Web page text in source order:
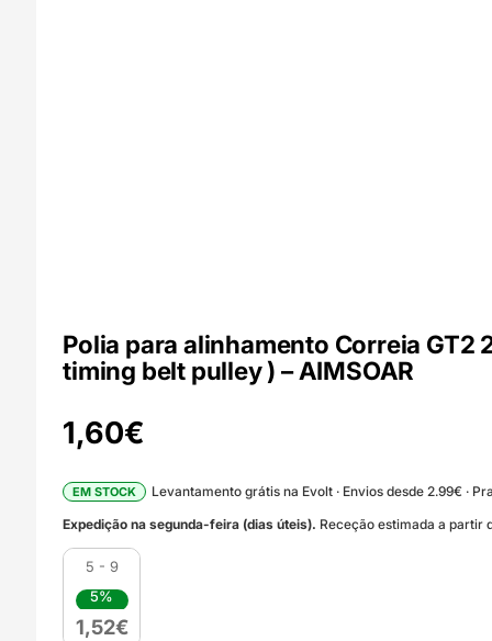
Polia para alinhamento Correia GT2
timing belt pulley ) – AIMSOAR
1,60€
EM STOCK
Levantamento grátis na Evolt · Envios desde 2.99€ ·
Expedição na segunda-feira (dias úteis). Receção estimada a partir
5 - 9
5%
1,52€